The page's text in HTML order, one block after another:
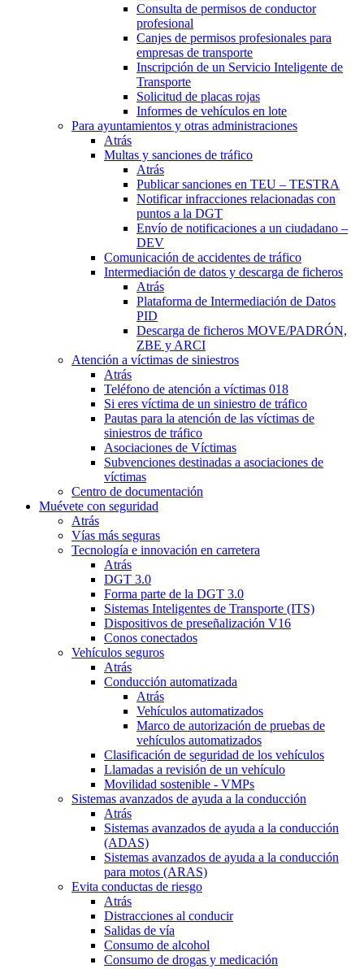
Consulta de permisos de conductor
profesional
Canjes de permisos profesionales para
empresas de transporte
Inscripción de un Servicio Inteligente de
Transporte
Solicitud de placas rojas
Informes de vehículos en lote
Para ayuntamientos y otras administraciones
Atrás
Multas y sanciones de tráfico
Atrás
Publicar sanciones en TEU – TESTRA
Notificar infracciones relacionadas con
puntos a la DGT
Envío de notificaciones a un ciudadano –
DEV
Comunicación de accidentes de tráfico
Intermediación de datos y descarga de ficheros
Atrás
Plataforma de Intermediación de Datos
PID
Descarga de ficheros MOVE/PADRÓN,
ZBE y ARCI
Atención a víctimas de siniestros
Atrás
Teléfono de atención a víctimas 018
Si eres víctima de un siniestro de tráfico
Pautas para la atención de las víctimas de
siniestros de tráfico
Asociaciones de Víctimas
Subvenciones destinadas a asociaciones de
víctimas
Centro de documentación
Muévete con seguridad
Atrás
Vías más seguras
Tecnología e innovación en carretera
Atrás
DGT 3.0
Forma parte de la DGT 3.0
Sistemas Inteligentes de Transporte (ITS)
Dispositivos de preseñalización V16
Conos conectados
Vehículos seguros
Atrás
Conducción automatizada
Atrás
Vehículos automatizados
Marco de autorización de pruebas de
vehículos automatizados
Clasificación de seguridad de los vehículos
Llamadas a revisión de un vehículo
Movilidad sostenible - VMPs
Sistemas avanzados de ayuda a la conducción
Atrás
Sistemas avanzados de ayuda a la conducción
(ADAS)
Sistemas avanzados de ayuda a la conducción
para motos (ARAS)
Evita conductas de riesgo
Atrás
Distracciones al conducir
Salidas de vía
Consumo de alcohol
Consumo de drogas y medicación